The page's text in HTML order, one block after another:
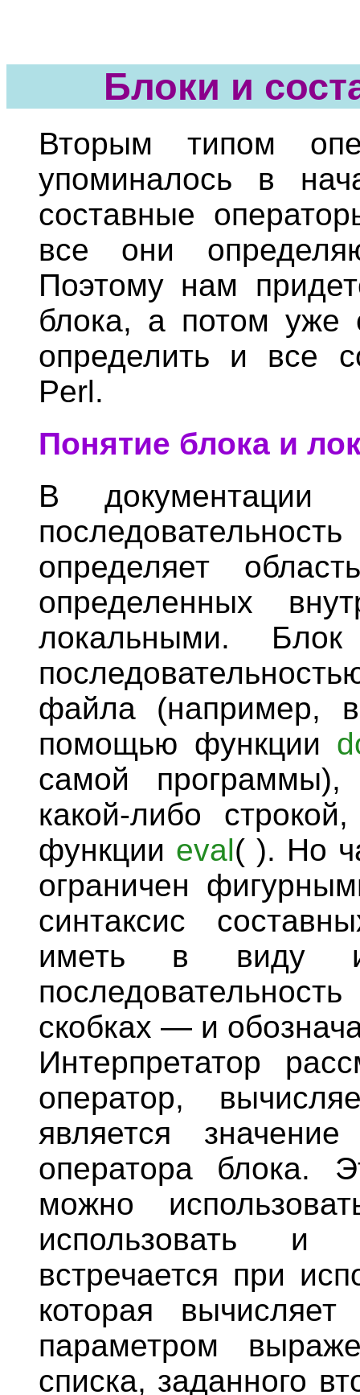
Блоки и
Вторым типом
упоминалось в
составные
все они
Поэтому нам
блока, а потом
определить и все
Perl.
Понятие блока и
В документации
определяет
определенных
локальными.
файла (например,
помощью функции
самой
какой-либо
функции eval( ). Но
ограничен
синтаксис
иметь в виду
скобках — и
Интерпретатор
оператор,
является
оператора блока.
можно
использовать
встречается при
которая
параметром
списка, заданного